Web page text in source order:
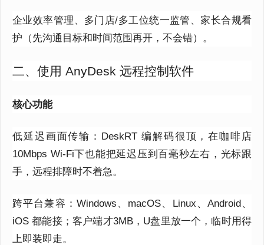
企业效率管理、多门店/多工位统一监管、家长合规看
护（先沟通目标和时间范围再开，不会错）。
二、使用 AnyDesk 远程控制软件
核心功能
低延迟画面传输： DeskRT编解码很顶，在咖啡店
10Mbps Wi‑Fi下也能把延迟压到百毫秒左右，光标跟
手，远程排障时不着急。
跨平台兼容： Windows 、 macOS、 Linux 、 Android、
iOS都能接；客户端才3MB， U盘里放一个，临时用得
上即装即走。